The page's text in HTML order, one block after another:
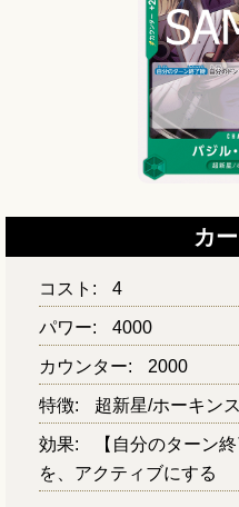
カ
コスト:
4
パワー:
4000
カウンター:
2000
特徴:
超新星/ホーキン
効果:
【自分のターン
を、アクティブにする